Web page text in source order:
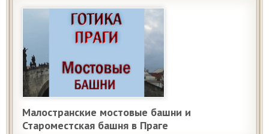
Малостранские мостовые башни и
Староместская башня в Праге